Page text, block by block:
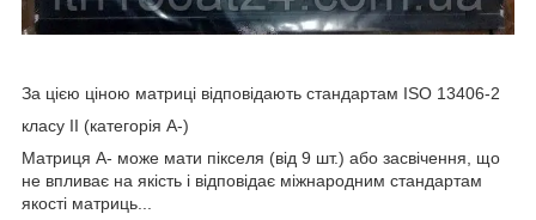
За цією ціною матриці відповідають стандартам ISO 13406-2
класу II (категорія А-)
Матриця А- може мати пікселя (від 9 шт.) або засвічення, що
не впливає на якість і відповідає міжнародним стандартам
якості матриць...